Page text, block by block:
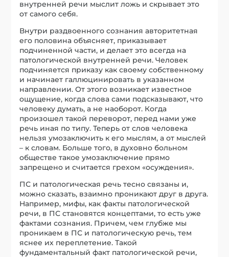
речь иная по типу. Теперь от слов человека
нельзя умозаключить к его мыслям, а от мыслей
обществе такое умозаключение прямо
запрещено и считается грехом «осуждения».
ПС и патологическая речь тесно связаны и,
можно сказать, взаимно проникают друг в друга.
Например, мифы, как факты патологической
речи, в ПС становятся концептами, то есть уже
фактами сознания. Причем, чем глубже мы
проникаем в ПС и патологическую речь, тем
яснее их переплетение. Такой
фундаментальный факт патологической речи,
как «моментальные боги» принадлежит в той же
мере и в том же самом смысле и ПС.
Патологическая речь обладает теми же
свойствами, что и ПС. См.список свойств
Патологическая речь играет социальную роль,
аналогичную роли ПС. Сближая людей с
больным сознанием, патологическая речь
отсеивает людей с разумным сознанием.
Патологическая речь нужна только человеку с
патологическим сознанием, а разумному
сознанию не сообщает ничего.